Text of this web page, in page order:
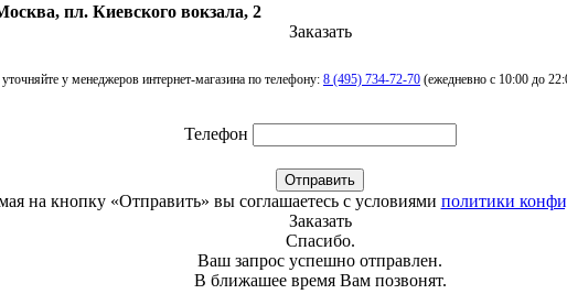
пл. Киевского вокзала, 2
Заказать
уточняйте у менеджеров интернет-магазина по телефону: 8 (495) 734-72-70 (ежедневно с 10:00 до
Телефон
Отправить
на кнопку «Отправить» вы соглашаетесь с условиями политики
Заказать
Спасибо.
Ваш запрос успешно отправлен.
В ближашее время Вам позвонят.